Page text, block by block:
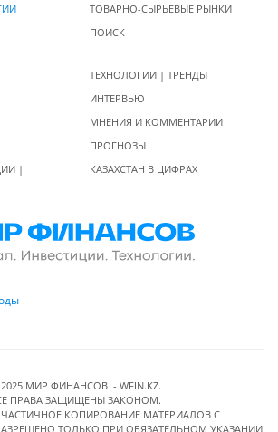
ТОВАРНО-СЫРЬЕВЫЕ РЫНКИ
ПОИСК
|
ТЕХНОЛОГИИ | ТРЕНДЫ
ИНТЕРВЬЮ
МНЕНИЯ И КОММЕНТАРИИ
ПРОГНОЗЫ
КАЗАХСТАН В ЦИФРАХ
МИР ФИНАНСОВ - WFIN.KZ.
ПРАВА ЗАЩИЩЕНЫ ЗАКОНОМ.
КОПИРОВАНИЕ МАТЕРИАЛОВ C
ТОЛЬКО ПРИ ОБЯЗАТЕЛЬНОМ УКАЗАНИИ